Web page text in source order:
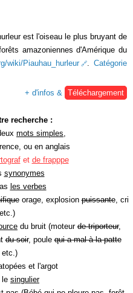
est l'oiseau le plus bruyant de
amazoniennes d'Amérique du
wiki/Piauhau_hurleur . Catégorie
+ d'infos &
Téléchargement
recherche :
mots simples
ou en anglais
et de frapppe
synonymes
les verbes
orage, explosionpuissante, cri
etc.)
du bruit (moteur de triporteur,
du soir, poulequi a mal à la patte
, etc.)
et l'argot
le singulier